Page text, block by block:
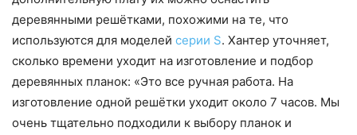
деревянными решётками, похожими на те, что
используются для моделей серии S. Хантер уточняет,
сколько времени уходит на изготовление и подбор
деревянных планок: «Это все ручная работа. На
изготовление одной решётки уходит около 7 часов. Мы
очень тщательно подходили к выбору планок и